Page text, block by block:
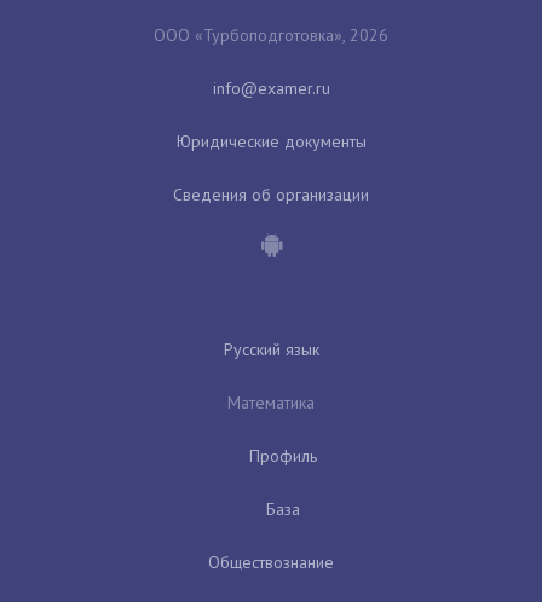
ООО «Турбоподготовка», 2026
Юридические документы
Сведения об организации
Русский язык
Математика
Профиль
База
Обществознание